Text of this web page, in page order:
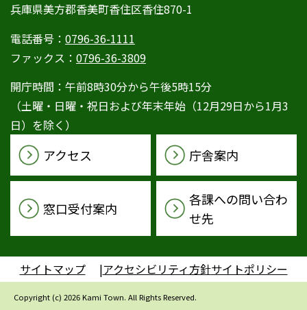
兵庫県美方郡香美町香住区香住870-1
電話番号： 0796-36-1111
ファックス： 0796-36-3809
開庁時間：午前8時30分から午後5時15分
（土曜・日曜・祝日および年末年始（12月29日から1月3
日）を除く）
アクセス 庁舎案内
窓口受付案内
各課への問い合わ
せ先
サイトマップ アクセシビリティ方針サイトポリシー
Copyright (c) 2026 Kami Town. All Rights Reserved.